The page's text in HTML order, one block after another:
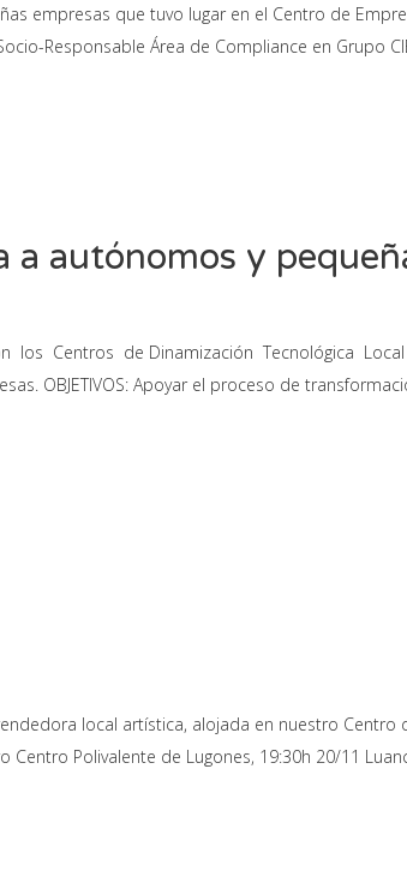
empresas que tuvo lugar en el Centro de
Responsable Área de Compliance en Grupo
autónomos y
Centros de Dinamización Tecnológica
OBJETIVOS: Apoyar el proceso de
local artística, alojada en nuestro
Polivalente de Lugones, 19:30h 20/11